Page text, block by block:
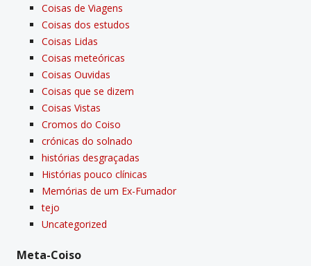
Coisas de Viagens
Coisas dos estudos
Coisas Lidas
Coisas meteóricas
Coisas Ouvidas
Coisas que se dizem
Coisas Vistas
Cromos do Coiso
crónicas do solnado
histórias desgraçadas
Histórias pouco clí­nicas
Memórias de um Ex-Fumador
tejo
Uncategorized
Meta-Coiso